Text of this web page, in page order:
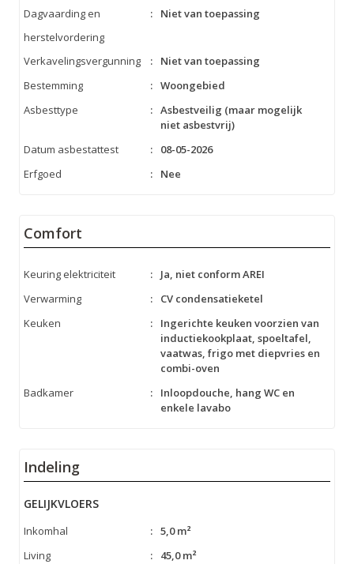
Dagvaarding en
herstelvordering
: Niet van toepassing
Verkavelingsvergunning :
Niet van toepassing
Bestemming
: Woongebied
Asbesttype
: Asbestveilig (maar mogelijk
niet asbestvrij)
Datum asbestattest
:
08-05-2026
Erfgoed
: Nee
Comfort
Keuring elektriciteit :
Ja, niet conform AREI
Verwarming
:
CV condensatieketel
Keuken
:
Ingerichte keuken voorzien van
inductiekookplaat, spoeltafel,
vaatwas, frigo met diepvries en
combi-oven
Badkamer
:
Inloopdouche, hang WC en
enkele lavabo
Indeling
GELIJKVLOERS
Inkomhal : 5,0 m²
Living
:
45,0 m²